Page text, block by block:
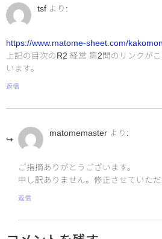
tsf より:
https://www.matome-sheet.com/
上記の目次のR2 経営 第2問のリンクが
います。
返信
matomemaster より:
ご指摘ありがとうございます。
申し訳ありません。修正させていただ
返信